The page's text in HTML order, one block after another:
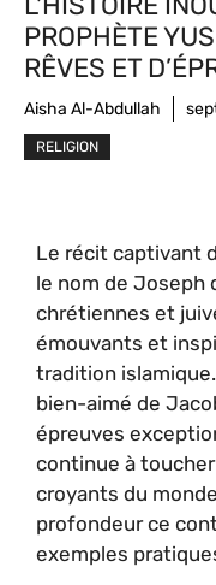
PROPHÈTE
RÊVES ET
Aisha Al-Abdullah
RELIGION
Le récit captivant
le nom de Joseph
chrétiennes et
émouvants et
tradition
bien-aimé de
épreuves
continue à
croyants du
profondeur ce
exemples